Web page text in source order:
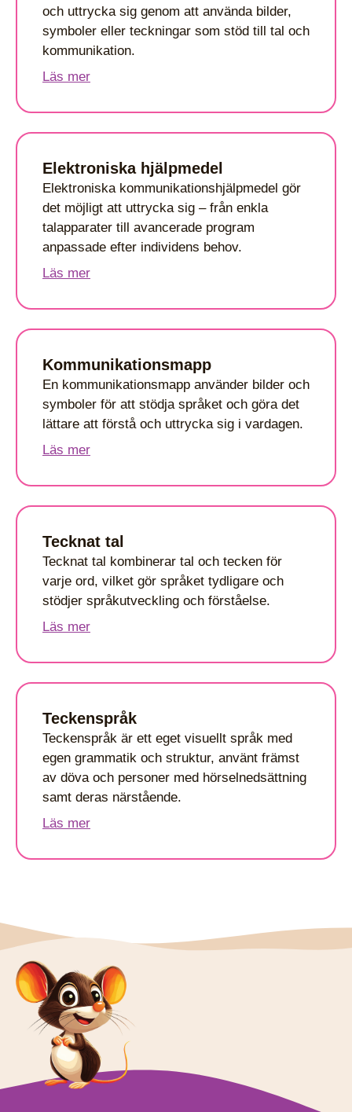
och uttrycka sig genom att använda bilder,
symboler eller teckningar som stöd till tal och
kommunikation.
Läs mer
Elektroniska hjälpmedel
Elektroniska kommunikationshjälpmedel gör
det möjligt att uttrycka sig – från enkla
talapparater till avancerade program
anpassade efter individens behov.
Läs mer
Kommunikationsmapp
En kommunikationsmapp använder bilder och
symboler för att stödja språket och göra det
lättare att förstå och uttrycka sig i vardagen.
Läs mer
Tecknat tal
Tecknat tal kombinerar tal och tecken för
varje ord, vilket gör språket tydligare och
stödjer språkutveckling och förståelse.
Läs mer
Teckenspråk
Teckenspråk är ett eget visuellt språk med
egen grammatik och struktur, använt främst
av döva och personer med hörselnedsättning
samt deras närstående.
Läs mer